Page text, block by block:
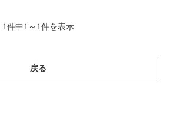
1件中1～1件を表示
戻る